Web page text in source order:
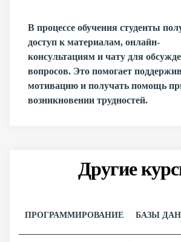
В процессе обучения студенты
доступ к материалам, онлайн-
консультациям и чату для
вопросов. Это помогает
мотивацию и получать помощь
возникновении трудностей.
Другие
ПРОГРАММИРОВАНИЕ БАЗЫ